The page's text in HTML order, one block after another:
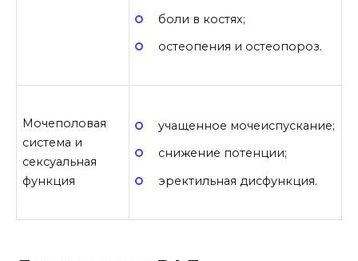
боли в костях;
остеопения и остеопороз.
Мочеполовая
система и
сексуальная
функция
учащенное мочеиспускание;
снижение потенции;
эректильная дисфункция.